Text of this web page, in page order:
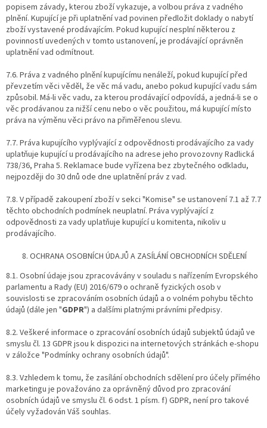
popisem závady, kterou zboží vykazuje, a volbou práva z vadného
plnění. Kupující je při uplatnění vad povinen předložit doklady o nabytí
zboží vystavené prodávajícím. Pokud kupující nesplní některou z
povinností uvedených v tomto ustanovení, je prodávající oprávněn
uplatnění vad odmítnout.
7.6. Práva z vadného plnění kupujícímu nenáleží, pokud kupující před
převzetím věci věděl, že věc má vadu, anebo pokud kupující vadu sám
způsobil. Má-li věc vadu, za kterou prodávající odpovídá, a jedná-li se o
věc prodávanou za nižší cenu nebo o věc použitou, má kupující místo
práva na výměnu věci právo na přiměřenou slevu.
7.7. Práva kupujícího vyplývající z odpovědnosti prodávajícího za vady
uplatňuje kupující u prodávajícího na adrese jeho provozovny Radlická
738/36, Praha 5. Reklamace bude vyřízena bez zbytečného odkladu,
nejpozději do 30 dnů ode dne uplatnění práv z vad.
7.8. V případě zakoupení zboží v sekci "Komise" se ustanovení 7.1 až 7.7
těchto obchodních podmínek neuplatní. Práva vyplývající z
odpovědnosti za vady uplatňuje kupující u komitenta, nikoliv u
prodávajícího.
OCHRANA OSOBNÍCH ÚDAJŮ A ZASÍLÁNÍ OBCHODNÍCH SDĚLENÍ
8.1. Osobní údaje jsou zpracovávány v souladu s nařízením Evropského
parlamentu a Rady (EU) 2016/679 o ochraně fyzických osob v
souvislosti se zpracováním osobních údajů a o volném pohybu těchto
údajů (dále jen "GDPR") a dalšími platnými právními předpisy.
8.2. Veškeré informace o zpracování osobních údajů subjektů údajů ve
smyslu čl. 13 GDPR jsou k dispozici na internetových stránkách e-shopu
v záložce "Podmínky ochrany osobních údajů".
8.3. Vzhledem k tomu, že zasílání obchodních sdělení pro účely přímého
marketingu je považováno za oprávněný důvod pro zpracování
osobních údajů ve smyslu čl. 6 odst. 1 písm. f) GDPR, není pro takové
účely vyžadován Váš souhlas.